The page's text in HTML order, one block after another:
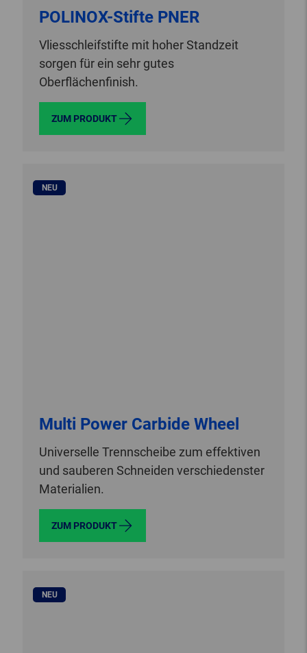
POLINOX-Stifte PNER
Vliesschleifstifte mit hoher Standzeit
sorgen für ein sehr gutes
Oberflächenfinish.
ZUM PRODUKT
NEU
Multi Power Carbide Wheel
Universelle Trennscheibe zum effektiven
und sauberen Schneiden verschiedenster
Materialien.
ZUM PRODUKT
NEU